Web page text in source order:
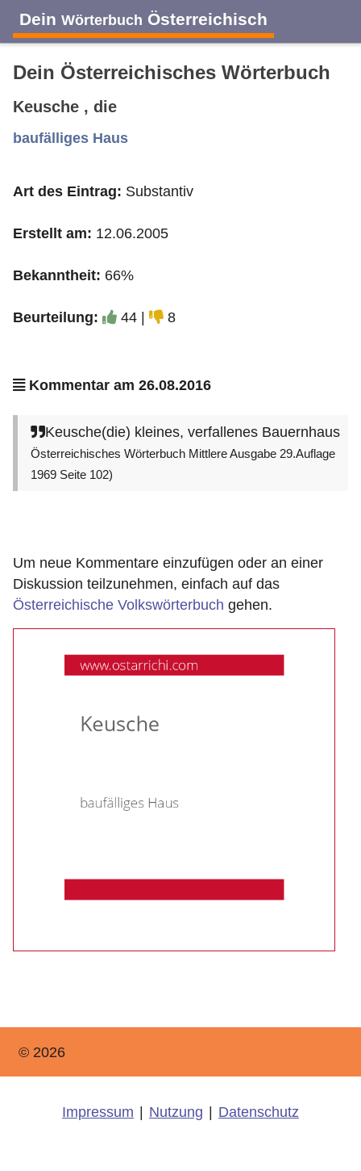
Dein Wörterbuch Österreichisch
A B C
J K L M N
Dein Österreichisches Wörterbuch
Keusche , die
baufälliges Haus
Art des Eintrag: Substantiv
Erstellt am: 12.06.2005
Bekanntheit: 66%
Beurteilung: 44 | 8
Kommentar am 26.08.2016
Keusche(die) kleines, verfallenes Bauernhaus
Österreichisches Wörterbuch Mittlere Ausgabe 29.Auflage
1969 Seite 102)
Um neue Kommentare einzufügen oder an einer
Diskussion teilzunehmen, einfach auf das
Österreichische Volkswörterbuch gehen.
© 2026
Impressum Nutzung Datenschutz